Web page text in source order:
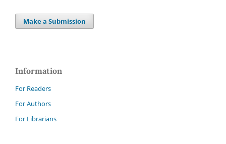
Make a Submission
Information
For Readers
For Authors
For Librarians